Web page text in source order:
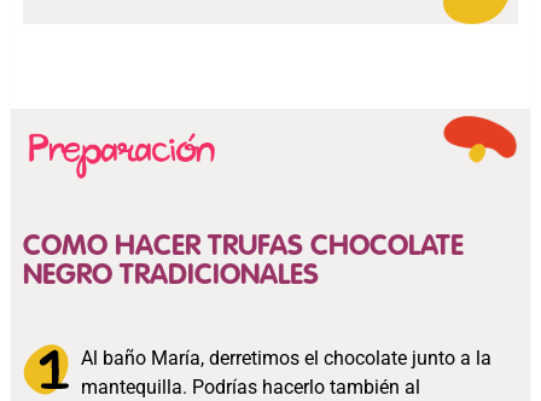
COMO HACER TRUFAS CHOCOLATE
NEGRO TRADICIONALES
Al baño María, derretimos el chocolate junto a la
mantequilla. Podrías hacerlo también al